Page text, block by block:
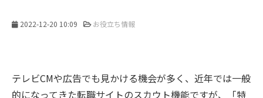
2022-12-20 10:09 お役立ち情報
テレビCMや広告でも見かける機会が多く、近年では一般
的になってきた転職サイトのスカウト機能ですが、「特